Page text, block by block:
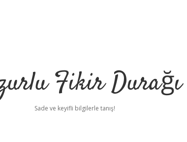
Fikir Durağı
Sade ve keyifli bilgilerle tanış!